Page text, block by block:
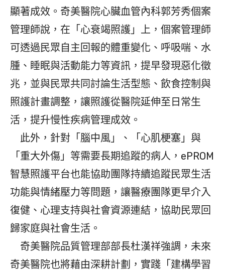
顯著成效。奇美醫院心臟血管內科郭芳秀個案
管理師說，在「心衰竭照護」上，個案管理師
可透過民眾自主回報的體重變化、呼吸喘、水
腫、睡眠與活動能力等資訊，提早發現惡化徵
兆，並與民眾共同討論生活型態、飲食控制與
照護計畫調整，讓照護從醫院延伸至日常生
活，提升慢性疾病管理成效。
此外，針對「腦中風」、「心肌梗塞」與
「重大外傷」等需要長期追蹤的病人，ePROM
智慧照護平台也能協助團隊持續追蹤民眾生活
功能與情緒壓力等問題，讓醫療團隊更早介入
復健、心理支持與社會資源連結，協助民眾回
歸家庭與社會生活。
奇美醫院品質管理部部長杜漢祥強調，未來
奇美醫院也將藉由深耕計劃，實踐「建構學習